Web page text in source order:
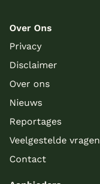
Over Ons
Privacy
Disclaimer
Over ons
Nieuws
Reportages
Veelgestelde vragen
Contact